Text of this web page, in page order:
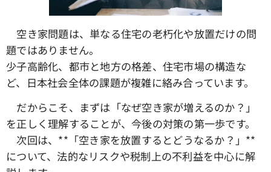
空き家問題は、単なる住宅の老朽化や放置だけの問
題ではありません。
少子高齢化、都市と地方の格差、住宅市場の構造な
ど、日本社会全体の課題が複雑に絡み合っています。
だからこそ、まずは「なぜ空き家が増えるのか？」
を正しく理解することが、今後の対策の第一歩です。
次回は、**「空き家を放置するとどうなるか？」**
について、法的なリスクや税制上の不利益を中心に解